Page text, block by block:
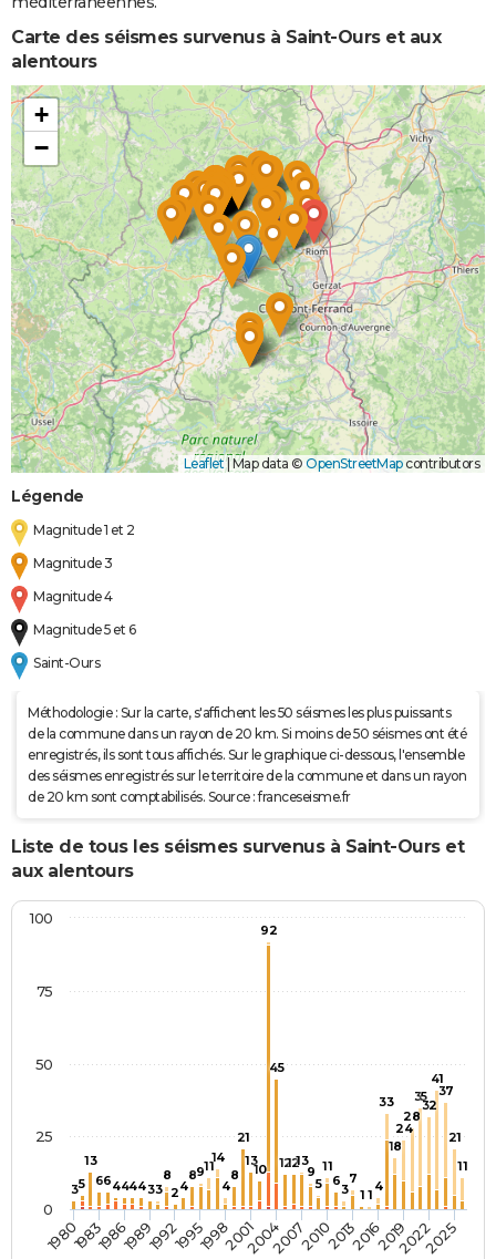
Carte des séismes survenus à Saint-Ours et aux
alentours
+
−
Leaflet|Map data © OpenStreetMapcontributors
Légende
Magnitude 1 et 2
Magnitude 3
Magnitude 4
Magnitude 5 et 6
Saint-Ours
Méthodologie : Sur la carte, s'affichent les 50 séismes les plus puissants
de la commune dans un rayon de 20 km. Si moins de 50 séismes ont été
enregistrés, ils sont tous affichés. Sur le graphique ci-dessous, l'ensemble
des séismes enregistrés sur le territoire de la commune et dans un rayon
de 20 km sont comptabilisés. Source : franceseisme.fr
Liste de tous les séismes survenus à Saint-Ours et
aux alentours
35
13
66444433
8
24
8911
14
4
8
21
13
10
92
45
121213
9
5
11
6
3
7
1 1
4
33
18
24
28
35
32
41
37
21
11
1980198319861989199219951998200120042007201020132016201920222025
0
25
50
75
100